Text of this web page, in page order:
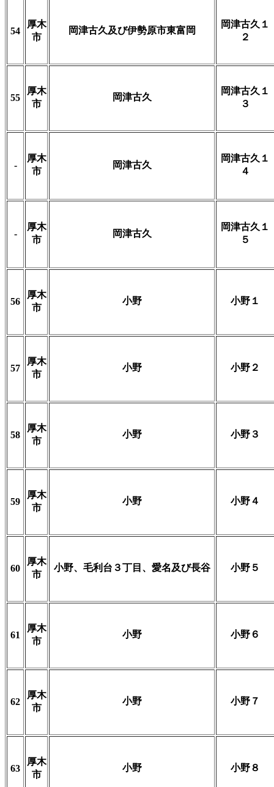
54
厚木
市
岡津古久及び伊勢原市東富岡
岡津古久１
２
55
厚木
市
岡津古久
岡津古久１
３
-
厚木
市
岡津古久
岡津古久１
４
-
厚木
市
岡津古久
岡津古久１
５
56
厚木
市
小野 小野１
57
厚木
市
小野 小野２
58
厚木
市
小野 小野３
59
厚木
市
小野 小野４
60
厚木
市
小野、毛利台３丁目、愛名及び長谷 小野５
61
厚木
市
小野 小野６
62
厚木
市
小野 小野７
63
厚木
市
小野 小野８